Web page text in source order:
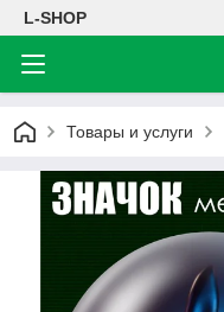
L-SHOP
Товары и услуги